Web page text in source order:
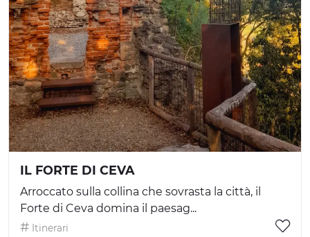
IL FORTE DI CEVA
Arroccato sulla collina che sovrasta la città, il
Forte di Ceva domina il paesag...
Itinerari